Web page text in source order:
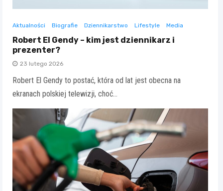
Aktualności Biografie Dziennikarstwo Lifestyle Media
Robert El Gendy – kim jest dziennikarz i
prezenter?
23 lutego 2026
Robert El Gendy to postać, która od lat jest obecna na
ekranach polskiej telewizji, choć…